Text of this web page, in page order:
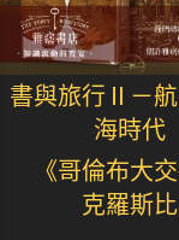
書與旅行Ⅱ－
海時代
《哥倫布大交
克羅斯比